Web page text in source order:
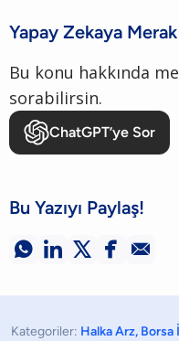
Yapay Zekaya
Bu konu hakkında
sorabilirsin.
ChatGPT’ye Sor
Bu Yazıyı Paylaş!
    
Kategoriler: Halka Arz, Borsa